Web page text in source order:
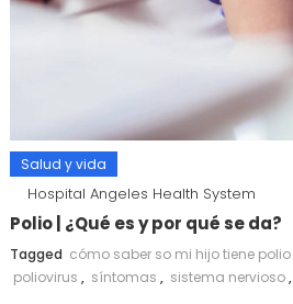
Salud y vida
Hospital Angeles Health System
Polio | ¿Qué es y por qué se da?
Tagged cómo saber so mi hijo tiene polio
poliovirus , síntomas , sistema nervioso,